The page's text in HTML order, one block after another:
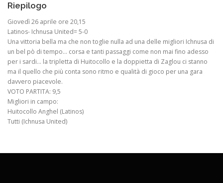
Riepilogo
Giovedì 26 aprile ore 20,15
Latinos- Ichnusa United= 5-0
Una vittoria bella ma che non toglie nulla ad una delle migliori Ichnusa di
un bel pò di tempo… corsa e tanti passaggi come non mai fino adesso
per i sardi… la tripletta di Huitocollo e la doppietta di Zaglou ci stanno
ma il quello che più conta sono ritmo e qualità di gioco per una gara
davvero piacevole.
VOTO PARTITA: 9,5
Migliori in campo:
Huitocollo Anghel (Latinos)
Tutti (Ichnusa United)